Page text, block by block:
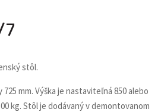
stôl.
mm. Výška je nastaviteľná 850 alebo
kg. Stôl je dodávaný v demontovanom